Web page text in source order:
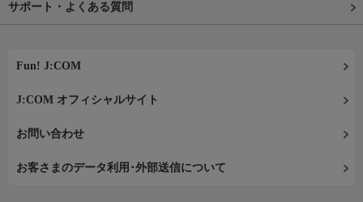
サポート・よくある質問
Fun! J:COM
J:COM オフィシャルサイト
お問い合わせ
お客さまのデータ利用･外部送信について